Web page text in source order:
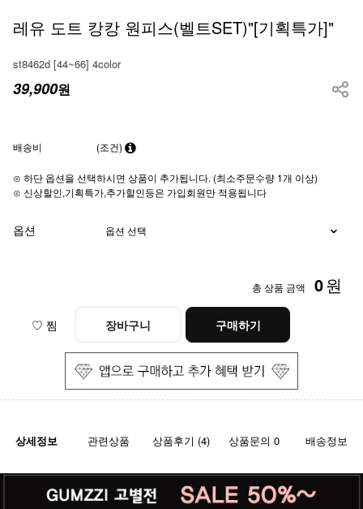
레유 도트 캉캉 원피스(벨트SET)"[기획특가]"
st8462d [44~66] 4color
39,900원
배송비 (조건)
⊙ 하단 옵션을 선택하시면 상품이 추가됩니다. (최소주문수량 1개 이상)
⊙ 신상할인,기획특가,추가할인등은 가입회원만 적용됩니다
옵션
총 상품 금액 0원
♡ 찜 장바구니 구매하기
상세정보 관련상품 상품후기 (4) 상품문의 0 배송정보